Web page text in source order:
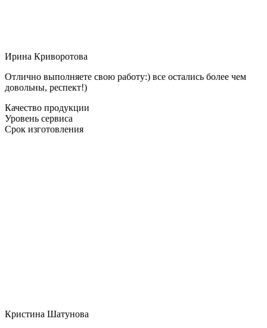
Ирина Криворотова
Отлично выполняете свою работу:) все остались более чем
довольны, респект!)
Качество продукции
Уровень сервиса
Срок изготовления
Кристина Шатунова